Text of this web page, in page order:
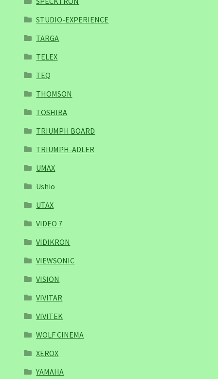
STUDIO-EXPERIENCE
TARGA
TELEX
TEQ
THOMSON
TOSHIBA
TRIUMPH BOARD
TRIUMPH-ADLER
UMAX
Ushio
UTAX
VIDEO 7
VIDIKRON
VIEWSONIC
VISION
VIVITAR
VIVITEK
WOLF CINEMA
XEROX
YAMAHA